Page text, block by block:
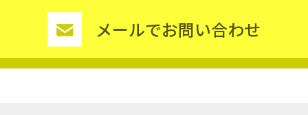
メールでお問い合わせ